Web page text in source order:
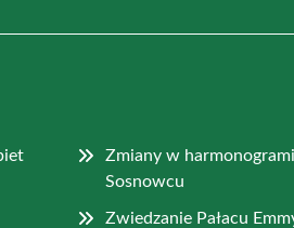
Zmiany w
Sosnowcu
Zwiedzanie Pałacu